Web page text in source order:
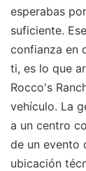
esperabas
suficiente.
confianza en
ti, es lo que
Rocco's
vehículo. La
a un centro
de un evento
ubicación